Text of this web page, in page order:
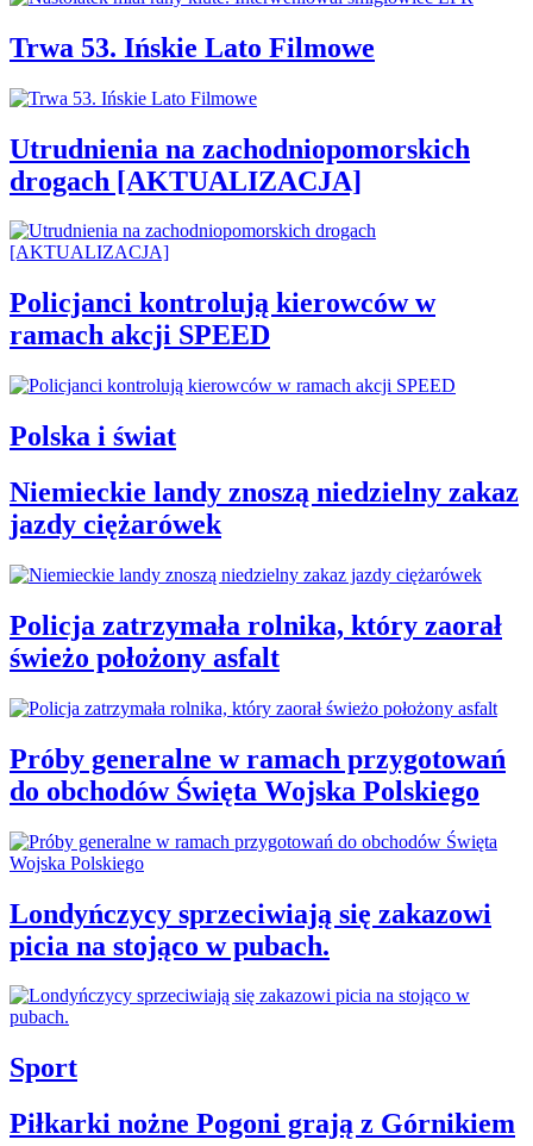
Trwa 53. Ińskie Lato Filmowe
Utrudnienia na zachodniopomorskich
drogach [AKTUALIZACJA]
Policjanci kontrolują kierowców w
ramach akcji SPEED
Polska i świat
Niemieckie landy znoszą niedzielny zakaz
jazdy ciężarówek
Policja zatrzymała rolnika, który zaorał
świeżo położony asfalt
Próby generalne w ramach przygotowań
do obchodów Święta Wojska Polskiego
Londyńczycy sprzeciwiają się zakazowi
picia na stojąco w pubach.
Sport
Piłkarki nożne Pogoni grają z Górnikiem